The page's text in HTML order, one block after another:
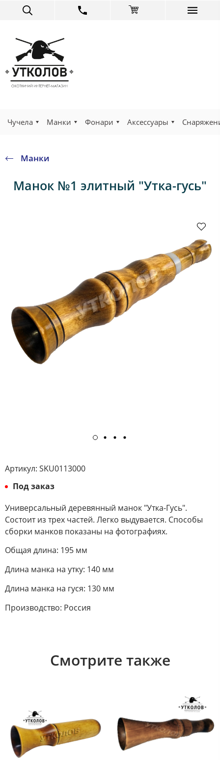
Чучела Манки Фонари Аксессуары
Манки
Манок №1 элитный "Утка-гусь"
Артикул: SKU0113000
Под заказ
Универсальный деревянный манок "Утка-Гусь".
Состоит из трех частей. Легко выдувается. Способы
сборки манков показаны на фотографиях.
Общая длина: 195 мм
Длина манка на утку: 140 мм
Длина манка на гуся: 130 мм
Производство: Россия
Смотрите также